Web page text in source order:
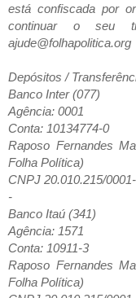
está confiscada por
continuar o seu
ajude@folhapolitica.org
Depósitos /
Banco Inter (077)
Agência: 0001
Conta: 10134774-0
Raposo Fernandes
Folha Política)
CNPJ 20.010.215/
-
Banco Itaú (341)
Agência: 1571
Conta: 10911-3
Raposo Fernandes
Folha Política)